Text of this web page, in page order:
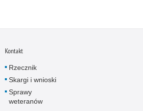
Kontakt
Rzecznik
Skargi i wnioski
Sprawy
weteranów